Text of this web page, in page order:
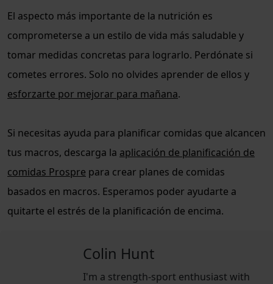
El aspecto más importante de la nutrición es
comprometerse a un estilo de vida más saludable y
tomar medidas concretas para lograrlo. Perdónate si
cometes errores. Solo no olvides aprender de ellos y
esforzarte por mejorar para mañana.
Si necesitas ayuda para planificar comidas que alcancen
tus macros, descarga la aplicación de planificación de
comidas Prospre para crear planes de comidas
basados en macros. Esperamos poder ayudarte a
quitarte el estrés de la planificación de encima.
Colin Hunt
I'm a strength-sport enthusiast with